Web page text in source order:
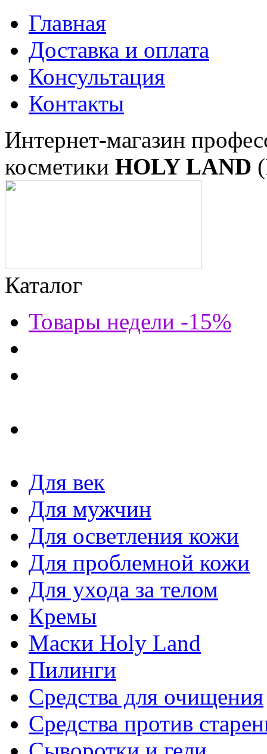
Главная
Доставка и оплата
Консультация
Контакты
Интернет-магазин
косметики HOLY LAND
Каталог
Товары недели -15%
Для век
Для мужчин
Для осветления кожи
Для проблемной кожи
Для ухода за телом
Кремы
Маски Holy Land
Пилинги
Средства для очищения
Средства против